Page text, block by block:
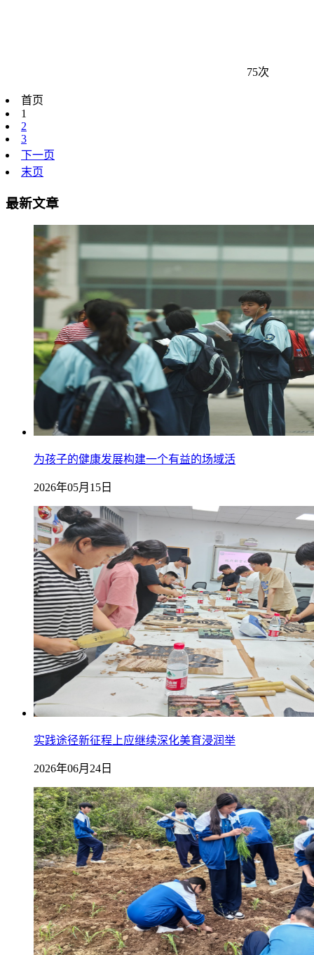
75次
首页
1
2
3
下一页
末页
最新文章
为孩子的健康发展构建一个有益的场域活
2026年05月15日
实践途径新征程上应继续深化美育浸润举
2026年06月24日